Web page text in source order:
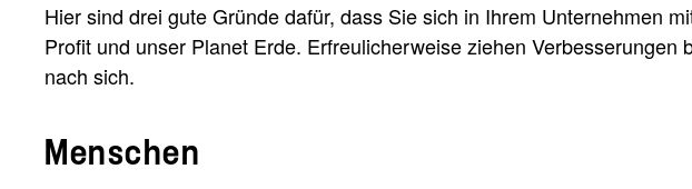
Hier sind drei gute Gründe dafür, dass Sie sich in Ihrem Unternehmen
Profit und unser Planet Erde. Erfreulicherweise ziehen
nach sich.
Menschen